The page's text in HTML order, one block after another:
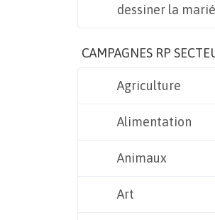
dessiner la
CAMPAGNES RP
Agriculture
Alimentation
Animaux
Art